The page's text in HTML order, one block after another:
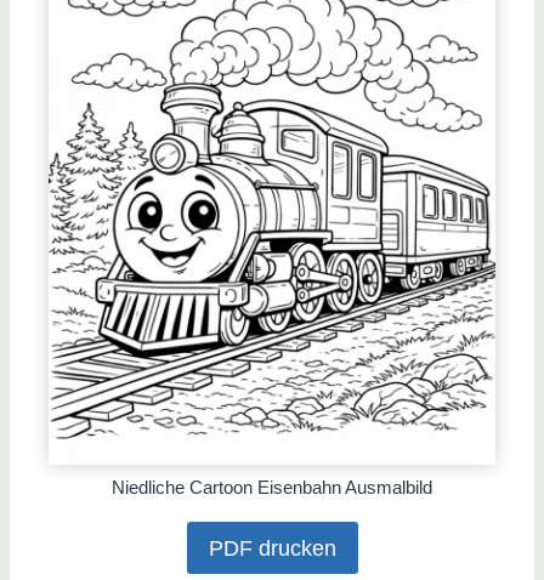
Niedliche Cartoon Eisenbahn Ausmalbild
PDF drucken